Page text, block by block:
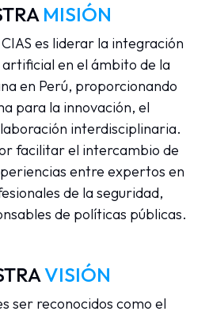
MISIÓN
es liderar la integración
en el ámbito de la
en Perú, proporcionando
para la innovación, el
interdisciplinaria.
facilitar el intercambio de
entre expertos en
de la seguridad,
de políticas públicas.
VISIÓN
ser reconocidos como el